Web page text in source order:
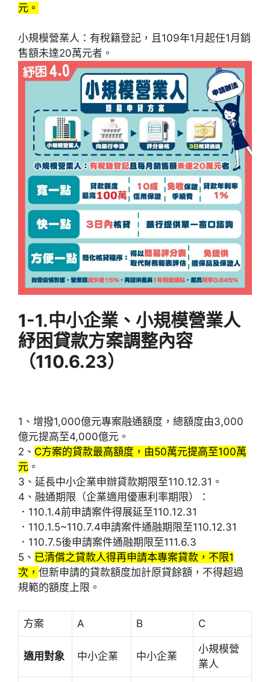
元。
小規模營業人：有稅籍登記，且109年1月起任1月銷
售額未達20萬元者。
1-1.中小企業、小規模營業人
紓困貸款方案調整內容
（110.6.23）
1、增撥1,000億元專案融通額度，總額度由3,000
億元提高至4,000億元。
2、 C方案的貸款最高額度，由50萬元提高至100萬
元 。
3、延長中小企業申辦貸款期限至110.12.31。
4、融通期限（企業適用優惠利率期限）：
．110.1.4前申請案件得展延至110.12.31
．110.1.5~110.7.4申請案件通融期限至110.12.31
．110.7.5後申請案件通融期限至111.6.3
5、 已清償之貸款人得再申請本專案貸款，不限1
次， 但新申請的貸款額度加計原貸餘額，不得超過
規範的額度上限。
方案 A B C
適用對象 中小企業 中小企業
小規模營
業人